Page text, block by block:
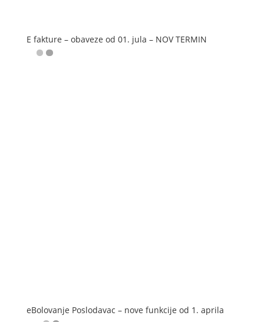
E fakture – obaveze od 01. jula – NOV TERMIN
eBolovanje Poslodavac – nove funkcije od 1. aprila